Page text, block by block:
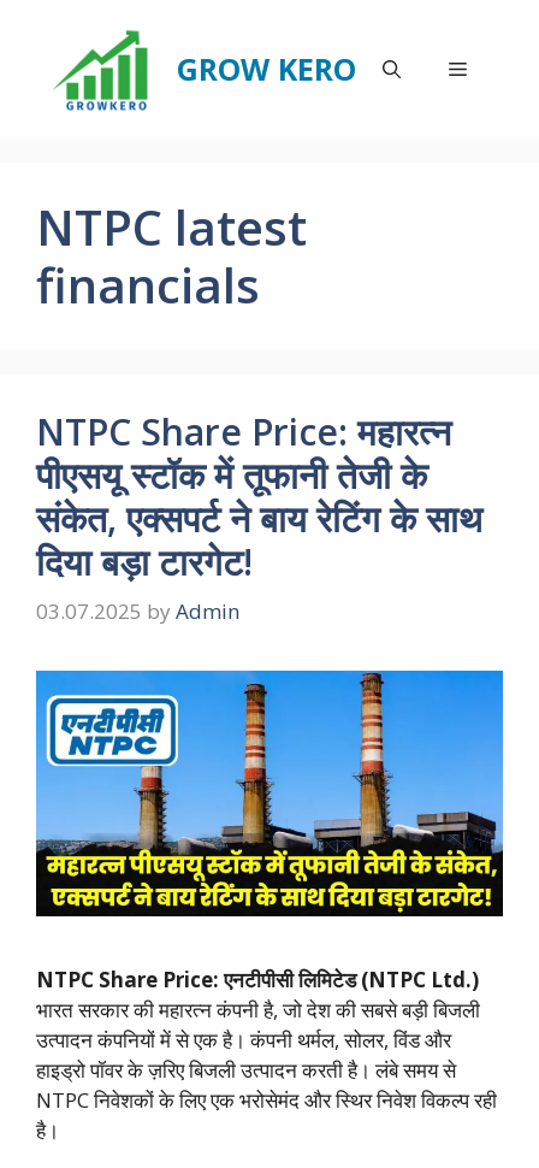
content
GROW KERO Menu
NTPC latest
financials
NTPC Share Price: महारत्न
पीएसयू स्टॉक में तूफानी तेजी के
संकेत, एक्सपर्ट ने बाय रेटिंग के साथ
दिया बड़ा टारगेट!
03.07.2025 by Admin
NTPC Share Price: एनटीपीसी लिमिटेड (NTPC Ltd.)
भारत सरकार की महारत्न कंपनी है, जो देश की सबसे बड़ी बिजली
उत्पादन कंपनियों में से एक है। कंपनी थर्मल, सोलर, विंड और
हाइड्रो पॉवर के ज़रिए बिजली उत्पादन करती है। लंबे समय से
NTPC निवेशकों के लिए एक भरोसेमंद और स्थिर निवेश विकल्प रही
है।